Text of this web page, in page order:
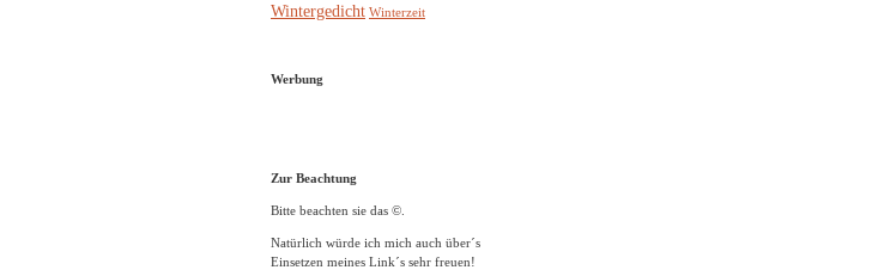
Wintergedicht Winterzeit
Werbung
Zur Beachtung
Bitte beachten sie das ©.
Natürlich würde ich mich auch über´s
Einsetzen meines Link´s sehr freuen!